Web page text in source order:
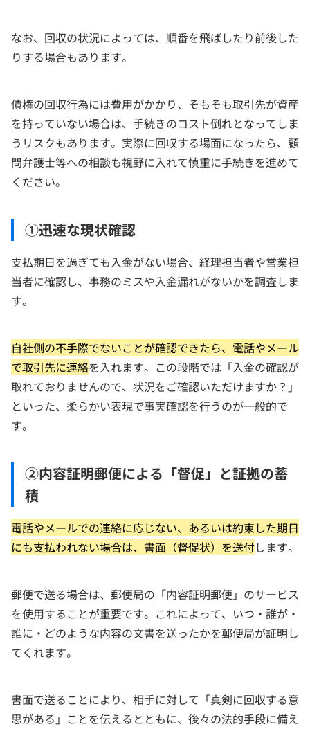
なお、回収の状況によっては、順番を飛ばしたり前後した
りする場合もあります。
債権の回収行為には費用がかかり、そもそも取引先が資産
を持っていない場合は、手続きのコスト倒れとなってしま
うリスクもあります。実際に回収する場面になったら、顧
問弁護士等への相談も視野に入れて慎重に手続きを進めて
ください。
①迅速な現状確認
支払期日を過ぎても入金がない場合、経理担当者や営業担
当者に確認し、事務のミスや入金漏れがないかを調査しま
す。
自社側の不手際でないことが確認できたら、電話やメール
で取引先に連絡を入れます。この段階では「入金の確認が
取れておりませんので、状況をご確認いただけますか？」
といった、柔らかい表現で事実確認を行うのが一般的で
す。
②内容証明郵便による「督促」と証拠の蓄
積
電話やメールでの連絡に応じない、あるいは約束した期日
にも支払われない場合は、書面（督促状）を送付します。
郵便で送る場合は、郵便局の「内容証明郵便」のサービス
を使用することが重要です。これによって、いつ・誰が・
誰に・どのような内容の文書を送ったかを郵便局が証明し
てくれます。
書面で送ることにより、相手に対して「真剣に回収する意
思がある」ことを伝えるとともに、後々の法的手段に備え